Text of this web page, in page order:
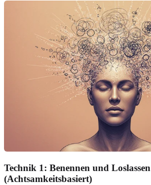
Technik 1: Benennen und Loslassen
(Achtsamkeitsbasiert)